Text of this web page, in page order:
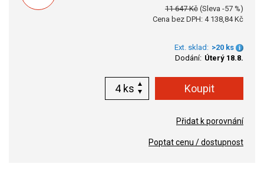
11 647 Kč (Sleva -57 %)
Cena bez DPH: 4 138,84 Kč
Ext. sklad: >20 ks
Dodání: Úterý 18.8.
ks
Přidat k porovnání
Poptat cenu / dostupnost